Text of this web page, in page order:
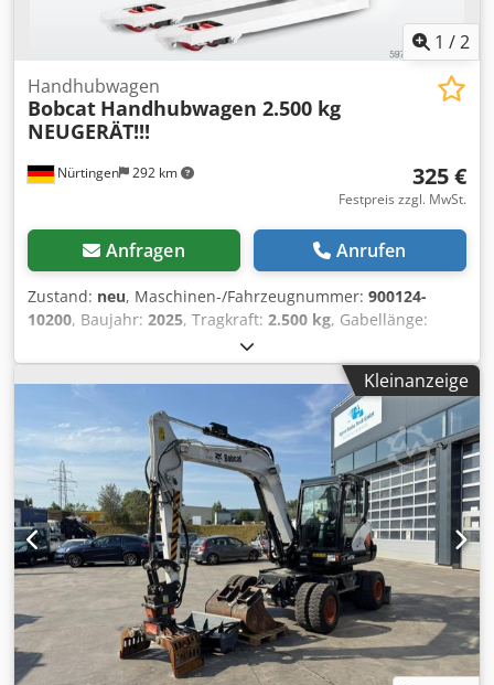
Schnellwechseleinrichtung Chjdpsy T Uvtefx Ab Nja =
Weitere Informationen = Antrieb: Raupe Wenden Sie sich
an Tobias Ebert, um weitere Informationen zu erhalten.
1 /2
Nürtingen 292 km
Handhubwagen
Bobcat Handhubwagen 2.500 kg
NEUGERÄT!!!
325 €
Festpreis zzgl. MwSt.
Anfragen Anrufen
Zustand: neu, Maschinen-/Fahrzeugnummer: 900124-
10200, Baujahr: 2025, Tragkraft: 2.500 kg, Gabellänge:
, Motortyp: Keine, Hersteller: Bobcat Csdpfx Aoyi
I Rnsb Neha
Kleinanzeige